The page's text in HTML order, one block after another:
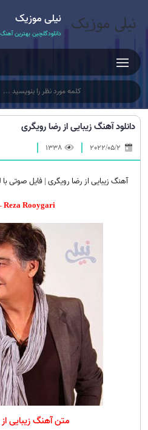
نیلی موزیک
دانلودگلچین بهترین
دانلود آهنگ زیبایی از رضا رویگری
1338
آهنگ زیبایی از رضا رویگری | فایل صوتی
Reza Rooygari
متن آهنگ زیبایی